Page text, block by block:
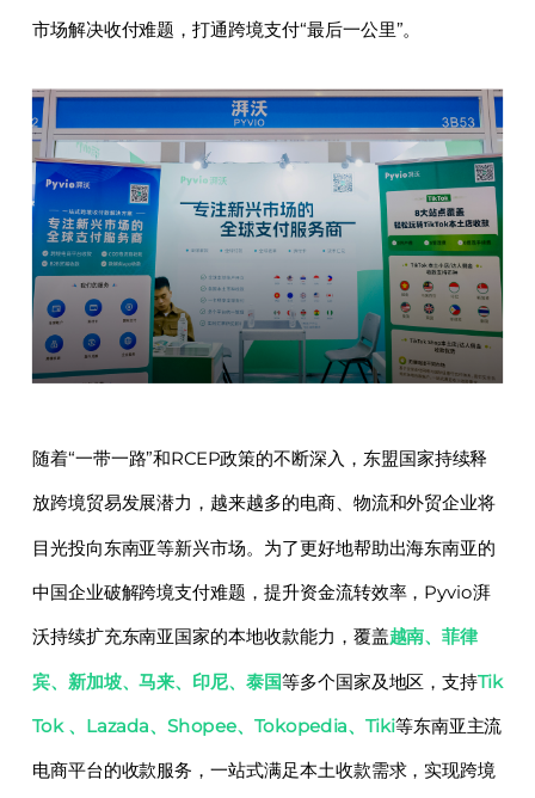
市场解决收付难题，打通跨境支付“最后一公里”。
随着“一带一路”和RCEP政策的不断深入，东盟国家持续释
放跨境贸易发展潜力，越来越多的电商、物流和外贸企业将
目光投向东南亚等新兴市场。为了更好地帮助出海东南亚的
中国企业破解跨境支付难题，提升资金流转效率，Pyvio湃
沃持续扩充东南亚国家的本地收款能力，覆盖越南、菲律
宾、新加坡、马来、印尼、泰国等多个国家及地区，支持Tik
Tok 、Lazada、Shopee、Tokopedia、Tiki等东南亚主流
电商平台的收款服务，一站式满足本土收款需求，实现跨境